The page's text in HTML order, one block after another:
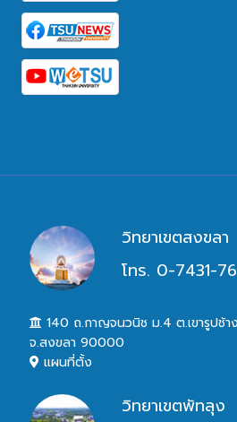
วิทยาเขตสงขลา
โทร. 0-7431-
140 ถ.กาญจนวนิช ม.4 ต.เขารูปช้า
จ.สงขลา 90000
แผนที่ตั้ง
วิทยาเขตพัทลุง